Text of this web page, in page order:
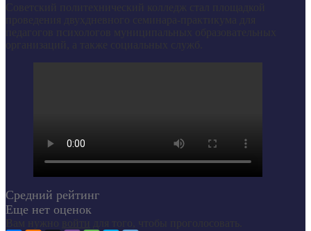
Средний рейтинг
Еще нет оценок